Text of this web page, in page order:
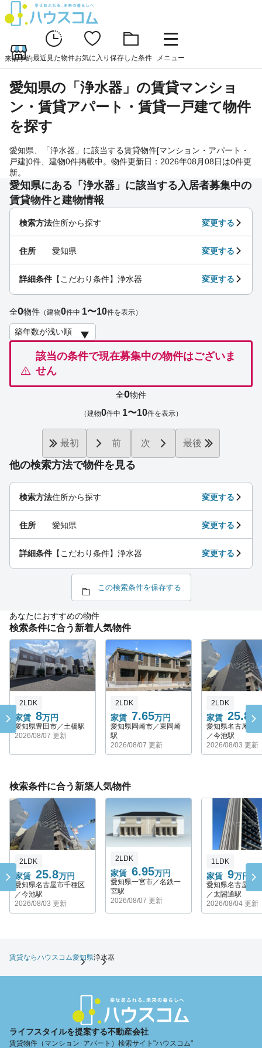
来店予約最近見た物件お気に入り 保存した条件 メニュー
愛知県の「浄水器」の賃貸マンショ
ン・賃貸アパート・賃貸一戸建て物件
を探す
愛知県、「浄水器」に該当する賃貸物件[マンション・アパート・
戸建]0件、建物0件掲載中。物件更新日：2026年08月08日は0件更
新。
愛知県にある「浄水器」に該当する入居者募集中の
賃貸物件と建物情報
該当の条件で現在募集中の物件はございま
せん
検索方法住所から探す 変更する
住所 愛知県 変更する
詳細条件 【こだわり条件】浄水器 変更する
全0物件 （建物0件中 1〜10件を表示）
他の検索方法で物件を見る
検索方法住所から探す 変更する
住所 愛知県 変更する
詳細条件 【こだわり条件】浄水器 変更する
この検索条件を保存する
全0物件
（建物0件中 1〜10件を表示）
最初 前 次 最後
あなたにおすすめの物件
検索条件に合う新着人気物件
2LDK
家賃 8万円
愛知県豊田市／土橋駅
2026/08/07 更新
2LDK
家賃 7.65万円
愛知県岡崎市／東岡崎
駅
2026/08/07 更新
2LDK
家賃 25.8 万
愛知県名古屋市
／今池駅
2026/08/03 更新
検索条件に合う新築人気物件
2LDK
家賃 25.8万円
愛知県名古屋市千種区
／今池駅
2026/08/03 更新
2LDK
家賃 6.95万円
愛知県一宮市／名鉄一
宮駅
2026/08/07 更新
1LDK
家賃 9万円
愛知県名古屋市
／太閤通駅
2026/08/04 更新
賃貸ならハウスコム愛知県浄水器
ライフスタイルを提案する不動産会社
賃貸物件（マンション･アパート）検索サイト"ハウスコム"